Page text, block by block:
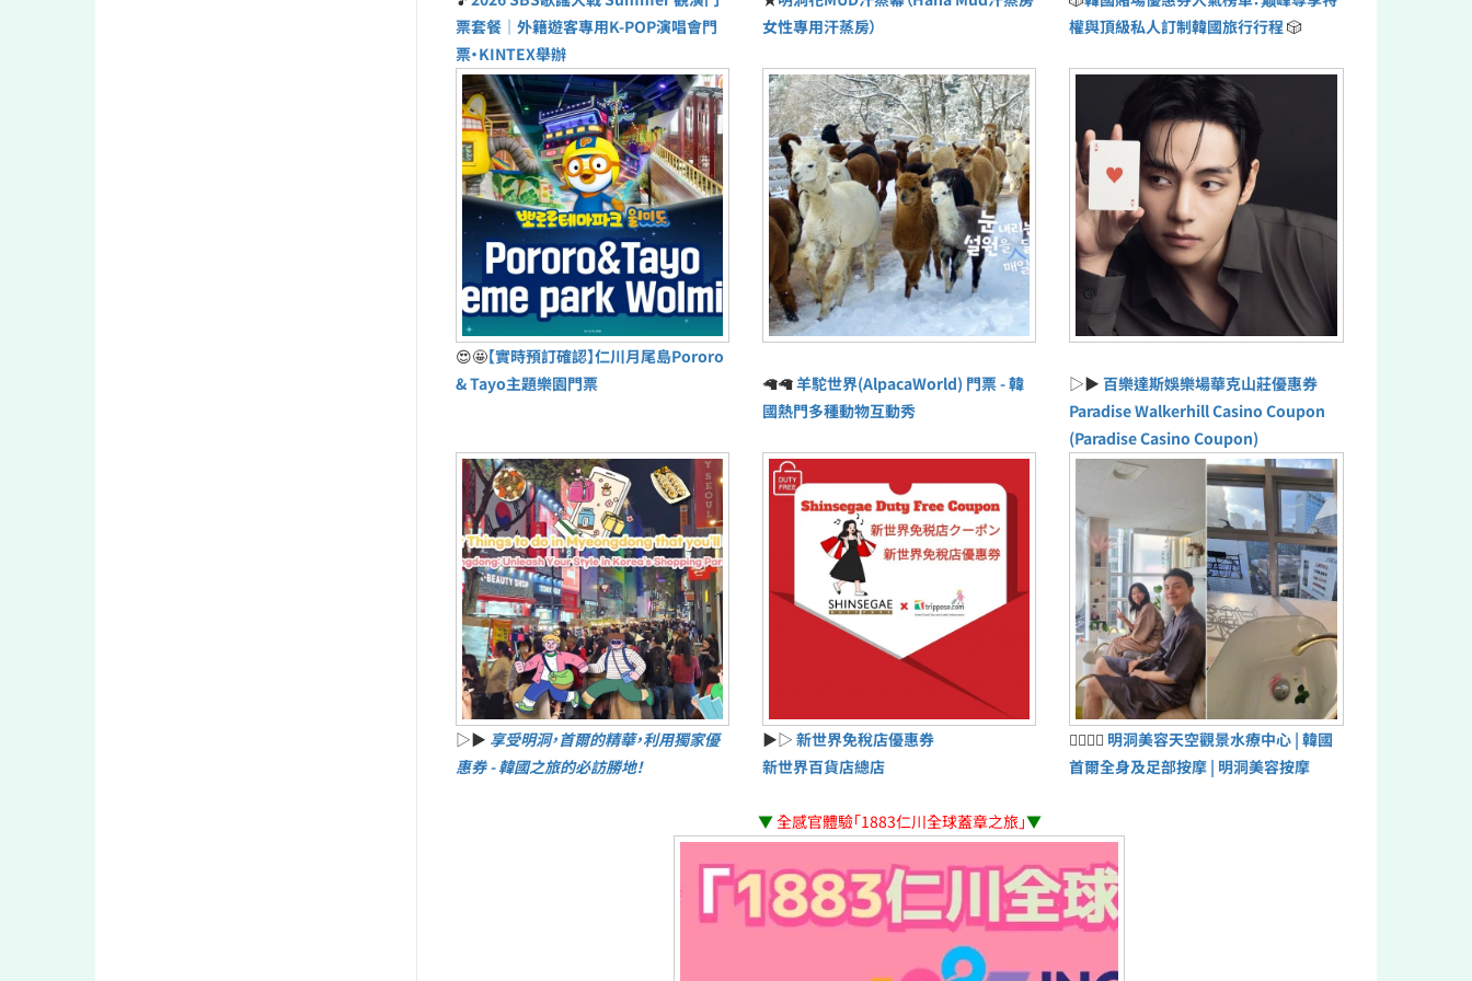
票套餐｜外籍遊客專用K-POP演唱會門
票・KINTEX舉辦
女性專用汗蒸房）
權與頂級私人訂制韓國旅行行程🎲
😍🤩【實時預訂確認】仁川月尾島Pororo
& Tayo主題樂園門票
🦙🦙羊駝世界(AlpacaWorld) 門票 - 韓
國熱門多種動物互動秀
▷▶百樂達斯娛樂場華克山莊優惠券
Paradise Walkerhill Casino Coupon
(Paradise Casino Coupon)
▷▶ 享受明洞，首爾的精華，利用獨家優
惠券 - 韓國之旅的必訪勝地！
▶▷ 新世界免稅店優惠券
新世界百貨店總店
💆‍♀️💆‍♂️ 明洞美容天空觀景水療中心 | 韓國
首爾全身及足部按摩 | 明洞美容按摩
▼全感官體驗「1883仁川全球蓋章之旅」▼